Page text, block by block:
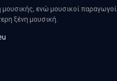
μουσικής, ενώ μουσικοί παραγωγοί
ξένη μουσική.